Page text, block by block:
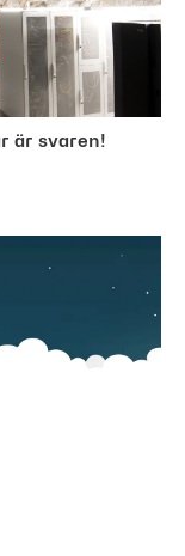
är svaren!